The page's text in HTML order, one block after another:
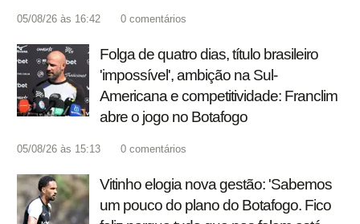
05/08/26 às 16:42 0 comentários
Folga de quatro dias, título brasileiro
'impossível', ambição na Sul-
Americana e competitividade: Franclim
abre o jogo no Botafogo
05/08/26 às 15:13 0 comentários
Vitinho elogia nova gestão: 'Sabemos
um pouco do plano do Botafogo. Fico